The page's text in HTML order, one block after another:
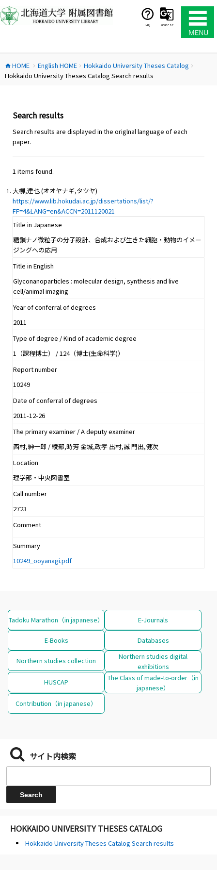
ン
テ
ス
キ
FAQ Japanese
home HOME chevron_right English HOMEchevron_right Hokkaido University Theses Catalog chevron_right
Hokkaido University Theses Catalog Search results
Search results
Search results are displayed in the origlnal language of each
paper.
1 items found.
大柳,達也 (オオヤナギ,タツヤ)
https://www.lib.hokudai.ac.jp/dissertations/list/?
FF=4&LANG=en&ACCN=2011120021
Title in Japanese
糖鎖ナノ微粒子の分子設計、合成および生きた細胞・動物のイメー
ジングへの応用
Title in English
Glyconanoparticles : molecular design, synthesis and live
cell/animal imaging
Year of conferral of degrees
2011
Type of degree / Kind of academic degree
1（課程博士） / 124（博士(生命科学)）
Report number
10249
Date of conferral of degrees
2011-12-26
The primary examiner / A deputy examiner
西村,紳一郎 / 綾部,時芳 金城,政孝 出村,誠 門出,健次
Location
理学部・中央図書室
Call number
2723
Comment
Summary
10249_ooyanagi.pdf
Tadoku Marathon（in japanese） E-Journals
E-Books Databases
Northern studies collection
Northern studies digital
exhibitions
HUSCAP
The Class of made-to-order（in
japanese）
Contribution（in japanese）
サイト内検索
HOKKAIDO UNIVERSITY THESES CATALOG
Hokkaido University Theses Catalog Search results